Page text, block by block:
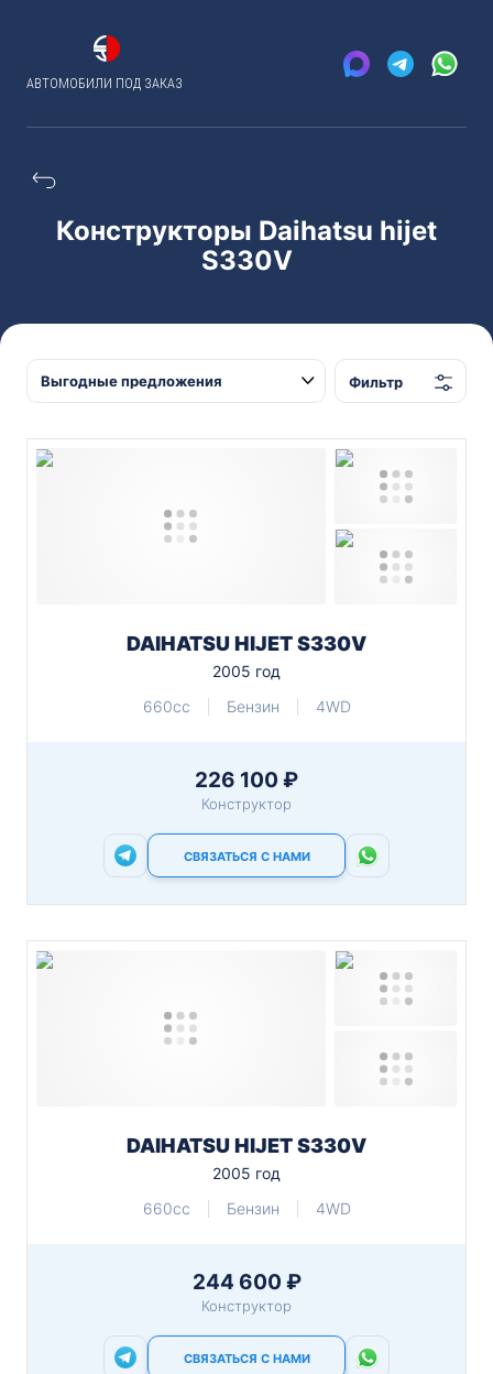
АВТОМОБИЛИ ПОД ЗАКАЗ
Конструкторы Daihatsu hijet
S330V
Фильтр
DAIHATSU HIJET S330V
2005 год
660cc
Бензин 4WD
226 100 ₽
Конструктор
СВЯЗАТЬСЯ С НАМИ
DAIHATSU HIJET S330V
2005 год
660cc
Бензин 4WD
244 600 ₽
Конструктор
СВЯЗАТЬСЯ С НАМИ